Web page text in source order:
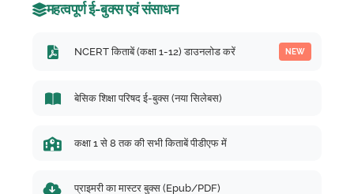
महत्वपूर्ण ई-बुक्स एवं संसाधन
NCERT किताबें (कक्षा 1-12) डाउनलोड करें NEW
बेसिक शिक्षा परिषद ई-बुक्स (नया सिलेबस)
कक्षा 1 से 8 तक की सभी किताबें पीडीएफ में
प्राइमरी का मास्टर बुक्स (Epub/PDF)